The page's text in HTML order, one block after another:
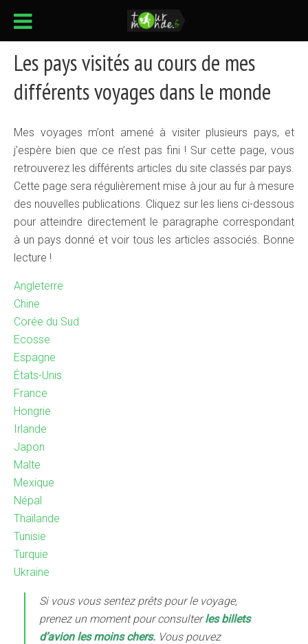
Les pays visités au cours de mes
différents voyages dans le monde
Mes voyages m’ont amené à visiter plusieurs pays, et
j’espère bien que ce n’est pas fini ! Sur cette page, vous
retrouverez les différents articles du site classés par pays.
Cette page sera régulièrement mise à jour au fur à mesure
des nouvelles publications. Cliquez sur les liens ci-dessous
pour atteindre directement le paragraphe correspondant
à un pays donné et voir tous les articles associés. Bonne
lecture !
Angleterre
Chine
Corée du Sud
Ecosse
Espagne
États-Unis
France
Hongrie
Irlande
Japon
Malte
Mexique
Népal
Thaïlande
Tunisie
Turquie
Ukraine
Si vous vous sentez prêts pour le voyage,
prenez un moment pour consulterles billets
d’avion les moins chers. Vous pouvez